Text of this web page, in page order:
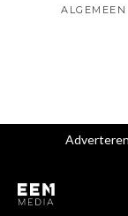
ALGEMEEN
Adverteren